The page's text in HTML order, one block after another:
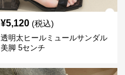
¥5,120 (税込)
透明太ヒールミュールサンダル
美脚 5センチ